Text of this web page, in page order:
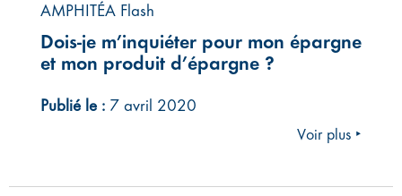
AMPHITÉA Flash
Dois-je m’inquiéter pour mon épargne
et mon produit d’épargne ?
Publié le : 7 avril 2020
Voir plus ‣